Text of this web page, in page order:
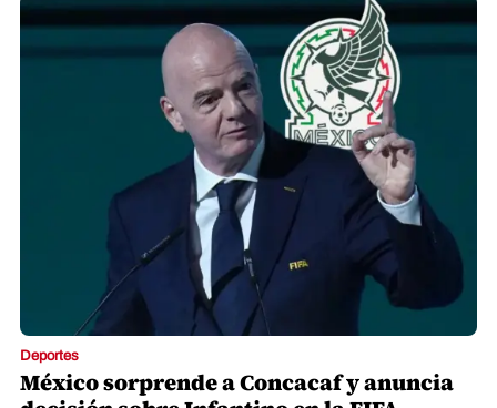
Deportes
México sorprende a Concacaf y anuncia